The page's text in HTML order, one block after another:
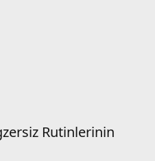
Rutinlerinin